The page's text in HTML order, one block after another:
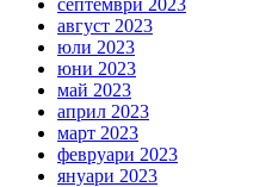
август 2023
юли 2023
юни 2023
май 2023
април 2023
март 2023
февруари 2023
януари 2023